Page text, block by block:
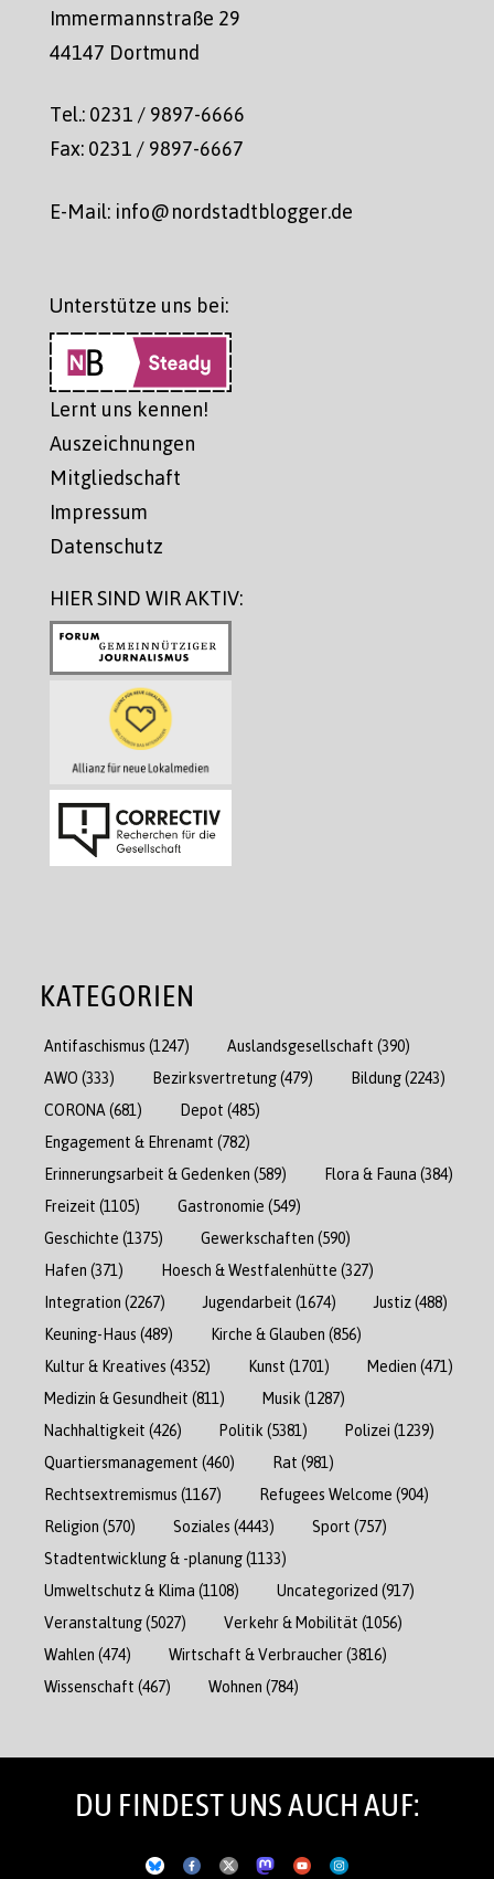
Immermannstraße 29
44147 Dortmund
Tel.: 0231 / 9897-6666
Fax: 0231 / 9897-6667
E-Mail: info@nordstadtblogger.de
Unterstütze uns bei:
Lernt uns kennen!
Auszeichnungen
Mitgliedschaft
Impressum
Datenschutz
HIER SIND WIR AKTIV:
KATEGORIEN
Antifaschismus (1247) Auslandsgesellschaft (390)
AWO (333) Bezirksvertretung(479) Bildung(2243)
CORONA (681) Depot (485)
Engagement & Ehrenamt (782)
Erinnerungsarbeit & Gedenken (589) Flora & Fauna (384)
Freizeit (1105) Gastronomie (549)
Geschichte (1375) Gewerkschaften (590)
Hafen (371) Hoesch & Westfalenhütte (327)
Integration (2267) Jugendarbeit (1674) Justiz(488)
Keuning-Haus (489) Kirche & Glauben (856)
Kultur & Kreatives (4352) Kunst (1701) Medien (471)
Medizin & Gesundheit (811) Musik (1287)
Nachhaltigkeit (426) Politik (5381) Polizei (1239)
Quartiersmanagement (460) Rat (981)
Rechtsextremismus (1167) Refugees Welcome (904)
Religion (570) Soziales (4443) Sport (757)
Stadtentwicklung & -planung(1133)
Umweltschutz & Klima (1108) Uncategorized (917)
Veranstaltung(5027) Verkehr & Mobilität (1056)
Wahlen (474) Wirtschaft & Verbraucher(3816)
Wissenschaft (467) Wohnen (784)
DU FINDEST UNS AUCH AUF: